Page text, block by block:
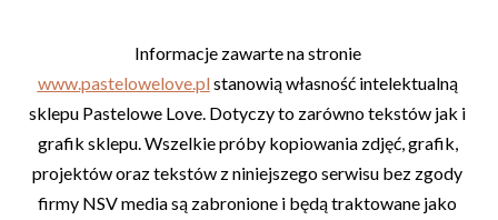
Informacje zawarte na stronie
www.pastelowelove.pl stanowią własność intelektualną
sklepu Pastelowe Love. Dotyczy to zarówno tekstów jak i
grafik sklepu. Wszelkie próby kopiowania zdjęć, grafik,
projektów oraz tekstów z niniejszego serwisu bez zgody
firmy NSV media są zabronione i będą traktowane jako